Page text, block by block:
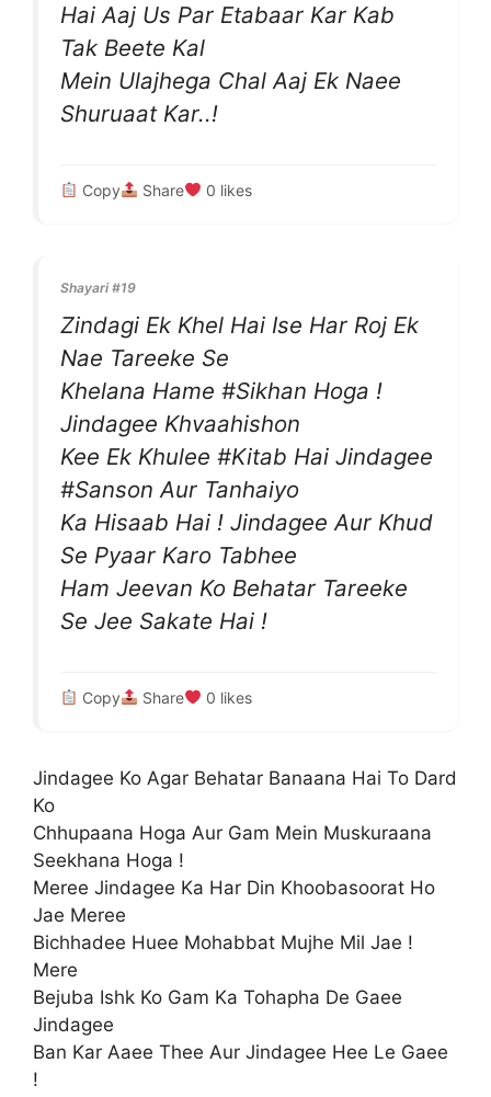
Hai Aaj Us Par Etabaar Kar Kab
Tak Beete Kal
Mein Ulajhega Chal Aaj Ek Naee
Shuruaat Kar..!
Copy Share 0 likes
Shayari #19
Zindagi Ek Khel Hai Ise Har Roj Ek
Nae Tareeke Se
Khelana Hame #Sikhan Hoga !
Jindagee Khvaahishon
Kee Ek Khulee #Kitab Hai Jindagee
#Sanson Aur Tanhaiyo
Ka Hisaab Hai ! Jindagee Aur Khud
Se Pyaar Karo Tabhee
Ham Jeevan Ko Behatar Tareeke
Se Jee Sakate Hai !
Copy Share 0 likes
Jindagee Ko Agar Behatar Banaana Hai To Dard
Ko
Chhupaana Hoga Aur Gam Mein Muskuraana
Seekhana Hoga !
Meree Jindagee Ka Har Din Khoobasoorat Ho
Jae Meree
Bichhadee Huee Mohabbat Mujhe Mil Jae !
Mere
Bejuba Ishk Ko Gam Ka Tohapha De Gaee
Jindagee
Ban Kar Aaee Thee Aur Jindagee Hee Le Gaee
!